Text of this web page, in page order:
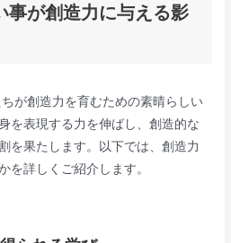
事が創造力に与える影
が創造力を育むための素晴らしい
を表現する力を伸ばし、創造的な
を果たします。以下では、創造力
を詳しくご紹介します。